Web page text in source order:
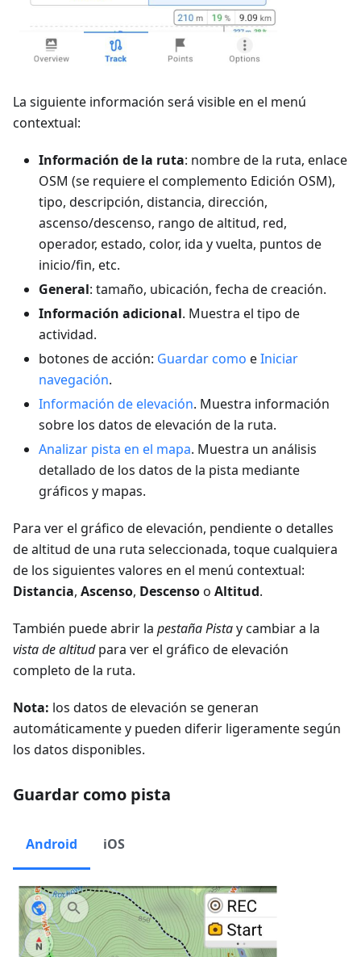
La siguiente información será visible en el menú
contextual:
Información de la ruta: nombre de la ruta, enlace
OSM (se requiere el complemento Edición OSM),
tipo, descripción, distancia, dirección,
ascenso/descenso, rango de altitud, red,
operador, estado, color, ida y vuelta, puntos de
inicio/fin, etc.
General: tamaño, ubicación, fecha de creación.
Información adicional. Muestra el tipo de
actividad.
botones de acción: Guardar como eIniciar
navegación.
Información de elevación. Muestra información
sobre los datos de elevación de la ruta.
Analizar pista en el mapa. Muestra un análisis
detallado de los datos de la pista mediante
gráficos y mapas.
Para ver el gráfico de elevación, pendiente o detalles
de altitud de una ruta seleccionada, toque cualquiera
de los siguientes valores en el menú contextual:
Distancia, Ascenso, Descensoo Altitud.
También puede abrir la pestaña Pistay cambiar a la
vista de altitudpara ver el gráfico de elevación
completo de la ruta.
Nota: los datos de elevación se generan
automáticamente y pueden diferir ligeramente según
los datos disponibles.
Guardar como pista
Android iOS